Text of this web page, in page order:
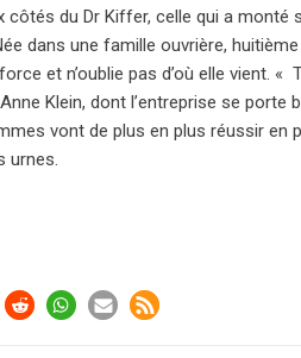
côtés du Dr Kiffer, celle qui a
dans une famille ouvrière,
et n’oublie pas d’où elle vient.
Klein, dont l’entreprise se
vont de plus en plus réussir
urnes.